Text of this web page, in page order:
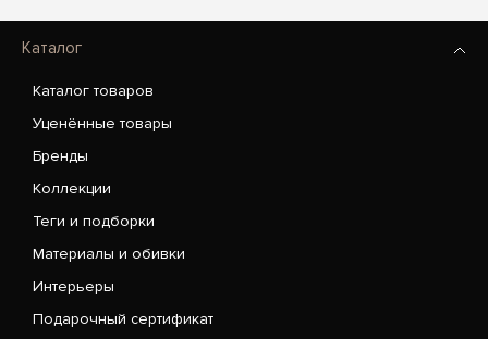
Каталог
Каталог товаров
Уценённые товары
Бренды
Коллекции
Теги и подборки
Материалы и обивки
Интерьеры
Подарочный сертификат